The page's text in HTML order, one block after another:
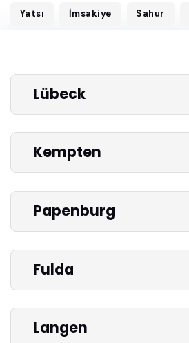
Yatsı İmsakiye Sahur
Lübeck
Kempten
Papenburg
Fulda
Langen